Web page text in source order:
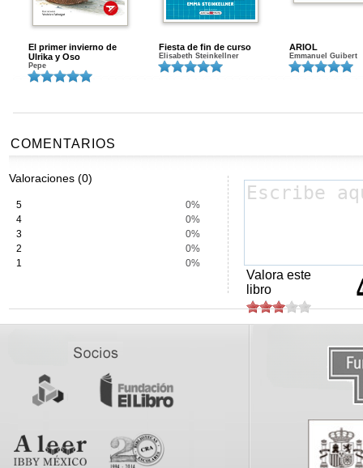
El primer invierno de
Ulrika y Oso
Pepe
Fiesta de fin de curso
Elisabeth Steinkellner
ARIOL
Emmanuel Guibert
COMENTARIOS
Valoraciones (0)
5
0%
4
0%
3
0%
2
0%
1
0%
Valora este
libro